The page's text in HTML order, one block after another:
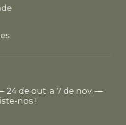
24 de out. a 7 de nov. —
nos !